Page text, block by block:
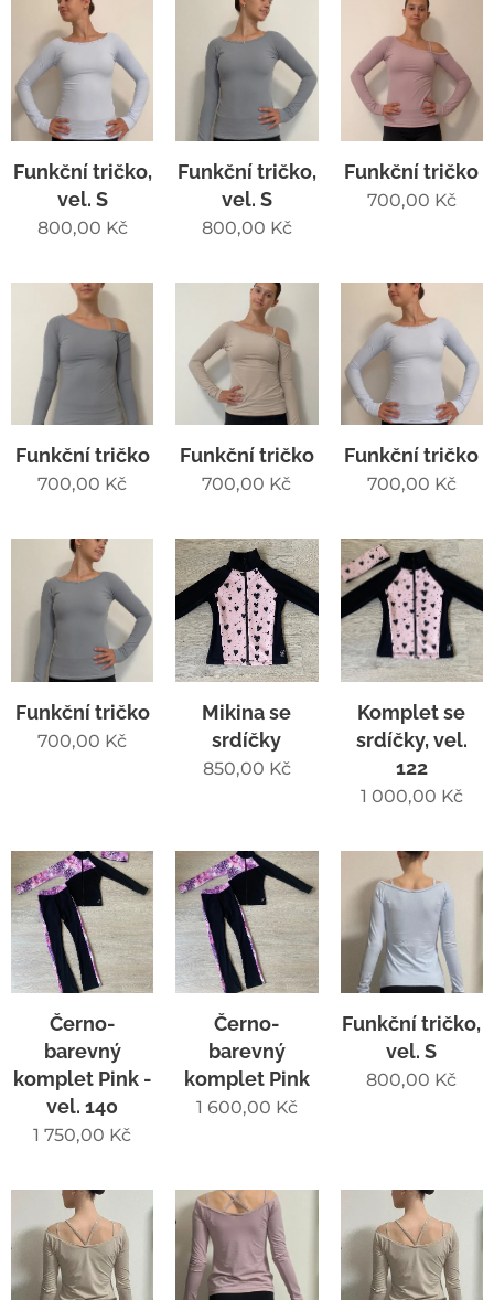
Funkční tričko,
vel. S
800,00 Kč
Funkční tričko,
vel. S
800,00 Kč
Funkční tričko
700,00 Kč
Funkční tričko
700,00 Kč
Funkční tričko
700,00 Kč
Funkční tričko
700,00 Kč
Funkční tričko
700,00 Kč
Mikina se
srdíčky
850,00 Kč
Komplet se
srdíčky, vel.
122
1 000,00 Kč
Černo-
barevný
komplet Pink -
vel. 140
1 750,00 Kč
Černo-
barevný
komplet Pink
1 600,00 Kč
Funkční tričko,
vel. S
800,00 Kč